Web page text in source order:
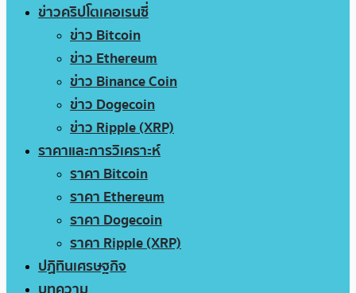
ข่าวคริปโตเคอเรนซี่
ข่าว Bitcoin
ข่าว Ethereum
ข่าว Binance Coin
ข่าว Dogecoin
ข่าว Ripple (XRP)
ราคาและการวิเคราะห์
ราคา Bitcoin
ราคา Ethereum
ราคา Dogecoin
ราคา Ripple (XRP)
ปฏิทินเศรษฐกิจ